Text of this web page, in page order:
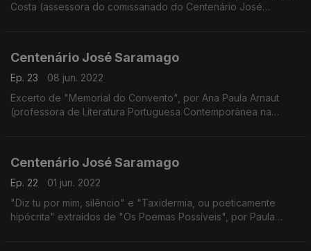
Costa (assessora do comissariado do Centenário José
Centenário José Saramago
Ep. 23
08 jun. 2022
Excerto de "Memorial do Convento", por Ana Paula Arnaut
(professora de Literatura Portuguesa Contemporânea na
Centenário José Saramago
Ep. 22
01 jun. 2022
"Diz tu por mim, silêncio" e "Taxidermia, ou poeticamente
hipócrita" extraídos de "Os Poemas Possíveis", por Paula